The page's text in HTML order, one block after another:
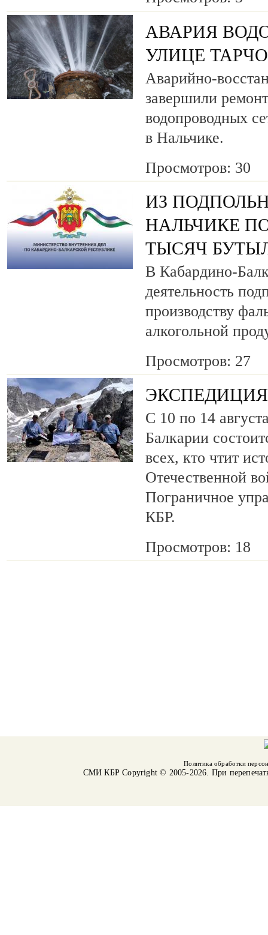
АВАРИЯ
УЛИЦЕ
Аварийно-
завершили
водопроводных
в Нальчике.
Просмотров: 30
ИЗ
НАЛЬЧИКЕ
ТЫСЯЧ
В Кабардино-
деятельность
производству
алкогольной
Просмотров: 27
С 10 по 14
Балкарии
всех, кто чтит
Отечественной
Пограничное
КБР.
Просмотров: 18
Политика обработки
СМИ КБРCopyright © 2005-2026. При